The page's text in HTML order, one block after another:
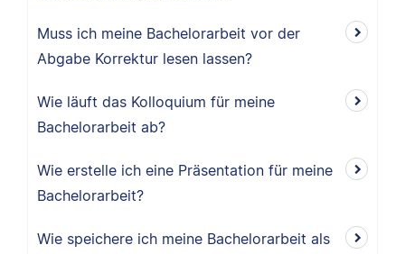
Muss ich meine Bachelorarbeit vor der
Abgabe Korrektur lesen lassen?
Wie läuft das Kolloquium für meine
Bachelorarbeit ab?
Wie erstelle ich eine Präsentation für meine
Bachelorarbeit?
Wie speichere ich meine Bachelorarbeit als